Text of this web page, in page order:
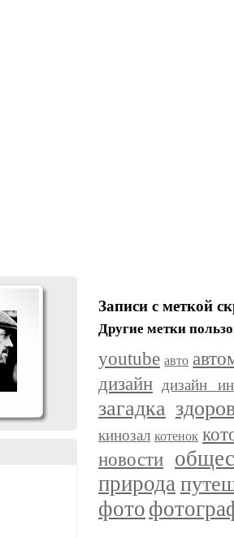
Записи с меткой
Другие метки
youtube авто
дизайн дизайн
загадка
кинозал котенок
новости
природа
фото